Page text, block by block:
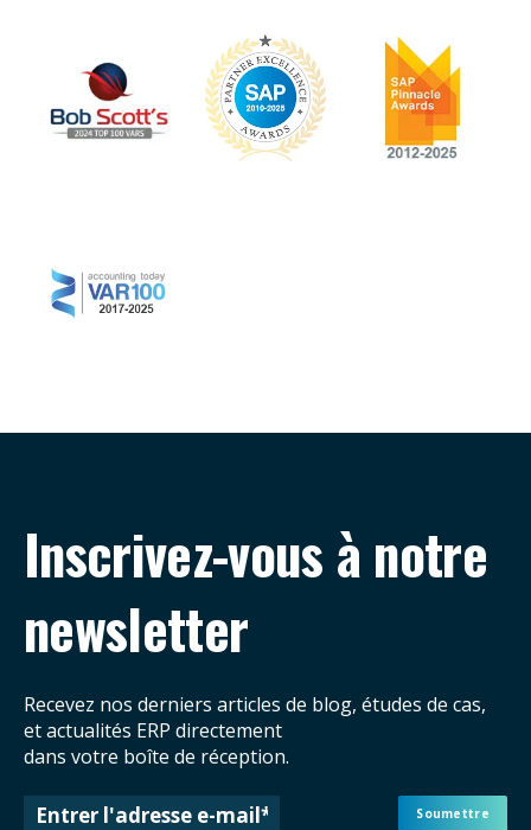
Inscrivez-vous à notre
newsletter
Recevez nos derniers articles de blog, études de cas,
et actualités ERP directement
dans votre boîte de réception.